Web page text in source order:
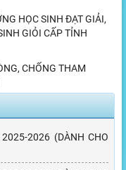
HỌC SINH ĐẠT GIẢI,
GIỎI CẤP TỈNH
CHỐNG THAM
2026 (DÀNH CHO